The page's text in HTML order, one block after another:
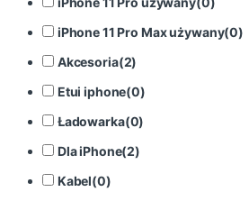
iPhone 11 Pro Max używany(0)
Akcesoria(2)
Etui iphone(0)
Ładowarka(0)
Dla iPhone(2)
Kabel(0)